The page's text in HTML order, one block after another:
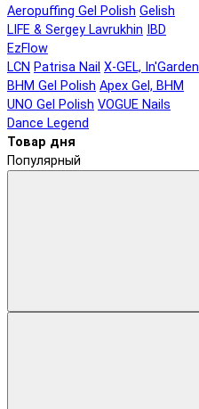
Aeropuffing Gel Polish Gelish
LIFE & Sergey Lavrukhin
IBD
EzFlow
LCN Patrisa Nail X-GEL, In'Garden
BHM Gel Polish Apex Gel, BHM
UNO Gel Polish VOGUE Nails
Dance Legend
Товар дня
Популярный